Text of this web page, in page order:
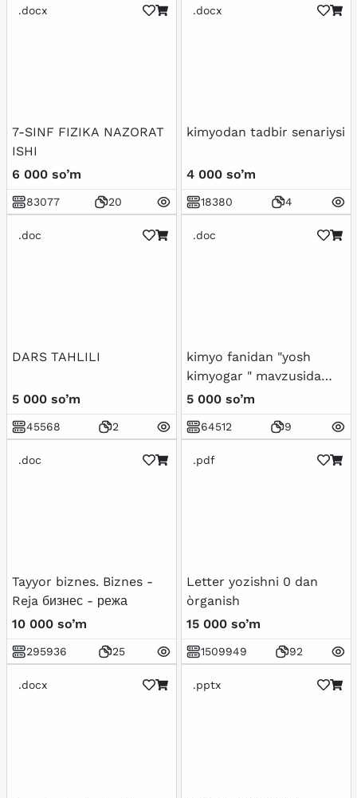
.docx
7-SINF FIZIKA NAZORAT
ISHI
6 000 so’m
83077 20
.docx
kimyodan tadbir senariysi
4 000 so’m
18380 4
.doc
DARS TAHLILI
5 000 so’m
45568 2
.doc
kimyo fanidan "yosh
kimyogar " mavzusida
kecha senariysi
5 000 so’m
64512 9
.doc
Tayyor biznes. Biznes -
Reja бизнес - режа
10 000 so’m
295936 25
.pdf
Letter yozishni 0 dan
òrganish
15 000 so’m
1509949 92
.docx .pptx